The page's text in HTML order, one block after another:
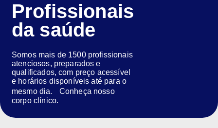
Profissionais
da saúde
Somos mais de 1500 profissionais
atenciosos, preparados e
qualificados, com preço acessível
e horários disponíveis até para o
mesmo dia. Conheça nosso
corpo clínico.